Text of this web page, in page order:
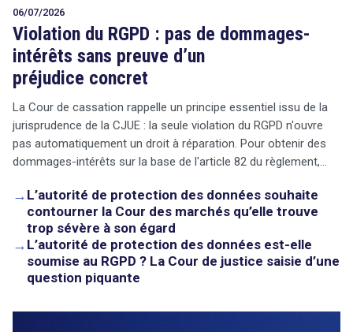
06/07/2026
Violation du RGPD : pas de dommages-
intérêts sans preuve d’un
préjudice concret
La Cour de cassation rappelle un principe essentiel issu de la
jurisprudence de la CJUE : la seule violation du RGPD n'ouvre
pas automatiquement un droit à réparation. Pour obtenir des
dommages-intérêts sur la base de l'article 82 du règlement,…
→ L’autorité de protection des données souhaite
contourner la Cour des marchés qu’elle trouve
trop sévère à son égard
→ L’autorité de protection des données est-elle
soumise au RGPD ? La Cour de justice saisie d’une
question piquante